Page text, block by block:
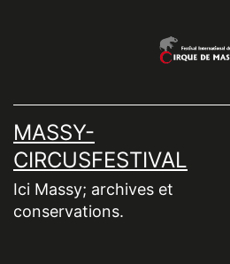
MASSY-
CIRCUSFESTIVAL
Ici Massy; archives et
conservations.